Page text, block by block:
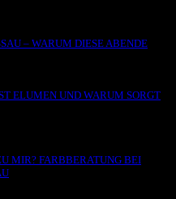
– WARUM DIESE ABENDE
ELUMEN UND WARUM SORGT
MIR? FARBBERATUNG BEI